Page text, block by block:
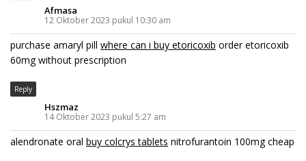
Afmasa
12 Oktober 2023 pukul 10:30 am
purchase amaryl pill where can i buy etoricoxib order etoricoxib
60mg without prescription
Reply
Hszmaz
14 Oktober 2023 pukul 5:27 am
alendronate oral buy colcrys tablets nitrofurantoin 100mg cheap